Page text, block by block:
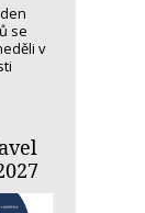
se
v